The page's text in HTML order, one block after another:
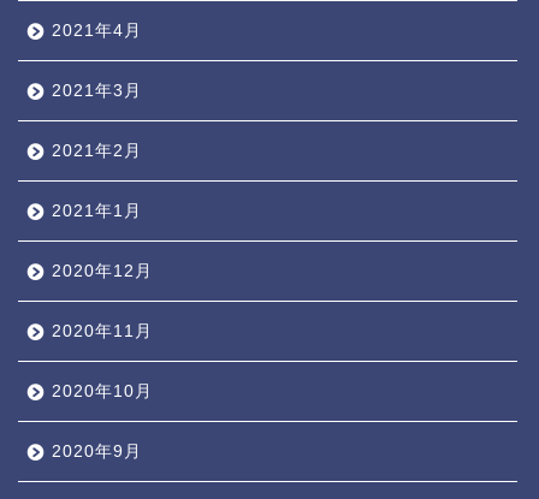
2021年4月
2021年3月
2021年2月
2021年1月
2020年12月
2020年11月
2020年10月
2020年9月